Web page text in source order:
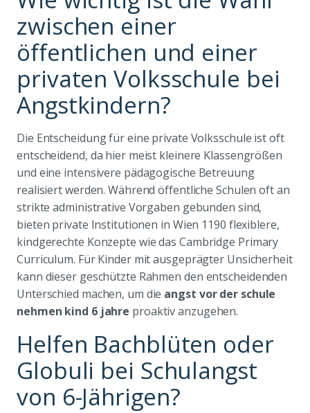
zwischen einer
öffentlichen und einer
privaten Volksschule bei
Angstkindern?
Die Entscheidung für eine private Volksschule ist oft
entscheidend, da hier meist kleinere Klassengrößen
und eine intensivere pädagogische Betreuung
realisiert werden. Während öffentliche Schulen oft an
strikte administrative Vorgaben gebunden sind,
bieten private Institutionen in Wien 1190 flexiblere,
kindgerechte Konzepte wie das Cambridge Primary
Curriculum. Für Kinder mit ausgeprägter Unsicherheit
kann dieser geschützte Rahmen den entscheidenden
Unterschied machen, um die angst vor der schule
nehmen kind 6 jahre proaktiv anzugehen.
Helfen Bachblüten oder
Globuli bei Schulangst
von 6-Jährigen?